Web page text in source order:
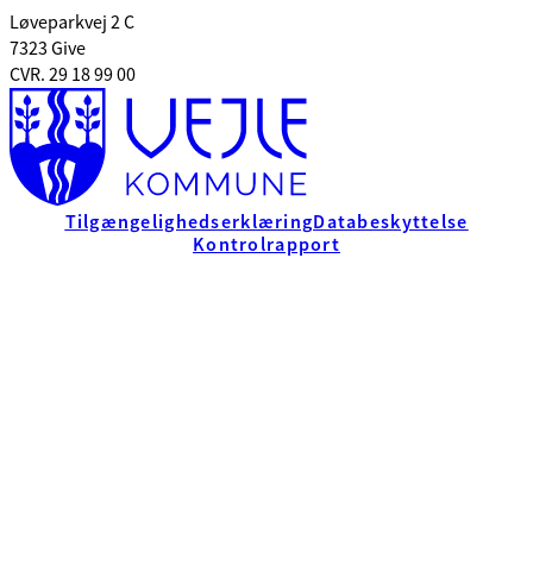
Løveparkvej 2 C
7323 Give
CVR. 29 18 99 00
TilgængelighedserklæringDatabeskyttelse
Kontrolrapport